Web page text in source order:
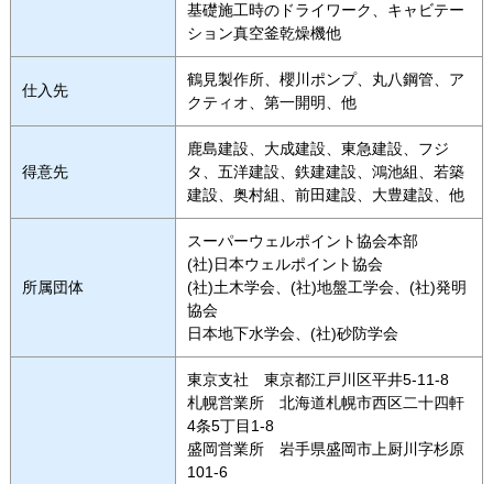
基礎施工時のドライワーク、キャビテー
ション真空釜乾燥機他
仕入先
鶴見製作所、櫻川ポンプ、丸八鋼管、ア
クティオ、第一開明、他
得意先
鹿島建設、大成建設、東急建設、フジ
タ、五洋建設、鉄建建設、鴻池組、若築
建設、奥村組、前田建設、大豊建設、他
所属団体
スーパーウェルポイント協会本部
(社)日本ウェルポイント協会
(社)土木学会、(社)地盤工学会、(社)発明
協会
日本地下水学会、(社)砂防学会
東京支社 東京都江戸川区平井5-11-8
札幌営業所 北海道札幌市西区二十四軒
4条5丁目1-8
盛岡営業所 岩手県盛岡市上厨川字杉原
101-6